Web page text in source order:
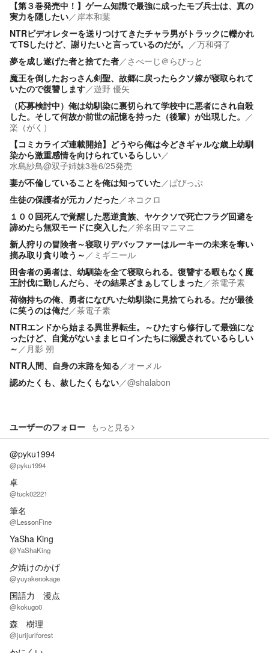
【第３巻発売中！】ゲーム知識で最強に成ったモブ兵士は、真の
実力を隠したい／岸本和葉
NTRビデオレターを送りつけてきたチャラ男がトラックに轢かれ
てTSしたけど、謝りたいと言っているのだが。 ／万和彁了
夢を成し遂げた者と捨てた者／ さべーじ＠らびっと
魔王を倒したおっさん剣聖、故郷に戻ったらクソ嫁が寝取られて
いたので復讐します／遊野 優矢
（応募検討中）俺は幼馴染に裏切られて学校中に悪者にされ自殺
した。そして何故か前世の記憶を持った（後輩）が出現した。 ／
楽（がく）
【コミカライズ連載開始】どうやら俺は今どきギャルな歳上幼馴
染から激重感情を向けられているらしい／
水島紗鳥@双子姉妹3巻6/25発売
妻が不倫していることを俺は知っていた／ぱぴっぷ
生徒の保護者が元カノだった／ネコクロ
１００回死んで覚醒した悪逆貴族、ヤケクソで死亡フラグ回避を
諦めたら無双モードに突入した／斧名田マニマニ
新人狩りの冒険者～寝取りデバッファーはルーキーの未来を奪い
摘み取り貪り喰う～ ／ ミギニール
田舎者の勇者は、幼馴染を全て寝取られる。復讐する暇もなく魔
王討伐に勤しんだら、その結果ざまぁしてしまった／茶電子素
荷物持ちの俺、勇者になびいた幼馴染に見捨てられる。だが最後
に笑うのは俺だ／茶電子素
NTRエンドから始まる異世界転生。～ひたすら修行して最強にな
ったけど、自覚がないままヒロインたちに溺愛されているらしい
～ ／ 月影 朔
NTR人間、自身の末路を知る／オーメル
認めたくも、赦したくもない／@shalabon
ユーザーのフォロー もっと見る
@pyku1994
@pyku1994
卓
@tuck02221
筆名
@LessonFine
YaSha King
@YaShaKing
夕焼けのかげ
@yuyakenokage
国語力 漫点
@kokugo0
森 樹理
@jurijuriforest